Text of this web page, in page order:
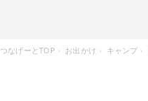
つなげーとTOP お出かけ キャンプ